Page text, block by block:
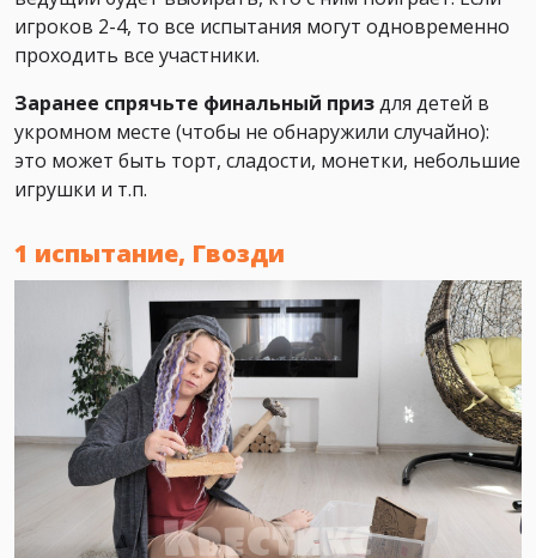
игроков 2-4, то все испытания могут одновременно
проходить все участники.
Заранее спрячьте финальный приздля детей в
укромном месте (чтобы не обнаружили случайно):
это может быть торт, сладости, монетки, небольшие
игрушки и т.п.
1 испытание, Гвозди